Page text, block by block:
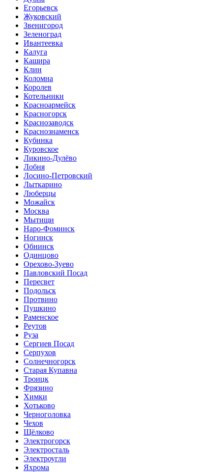
Егорьевск
Жуковский
Звенигород
Зеленоград
Ивантеевка
Калуга
Кашира
Клин
Коломна
Королев
Котельники
Красноармейск
Красногорск
Краснозаводск
Краснознаменск
Кубинка
Куровское
Ликино-Дулёво
Лобня
Лосино-Петровский
Лыткарино
Люберцы
Можайск
Москва
Мытищи
Наро-Фоминск
Ногинск
Обнинск
Одинцово
Орехово-Зуево
Павловский Посад
Пересвет
Подольск
Протвино
Пушкино
Раменское
Реутов
Руза
Сергиев Посад
Серпухов
Солнечногорск
Старая Купавна
Троицк
Фрязино
Химки
Хотьково
Черноголовка
Чехов
Щёлково
Электрогорск
Электросталь
Электроугли
Яхрома